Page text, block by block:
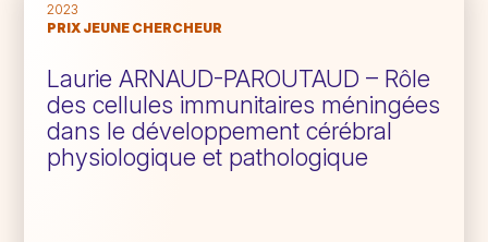
2023
PRIX JEUNE CHERCHEUR
Laurie ARNAUD-PAROUTAUD – Rôle
des cellules immunitaires méningées
dans le développement cérébral
physiologique et pathologique